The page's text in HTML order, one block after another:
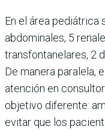
En el área pediátrica
abdominales, 5
transfontanelares, 2
De manera paralela,
atención en
objetivo diferente:
evitar que los